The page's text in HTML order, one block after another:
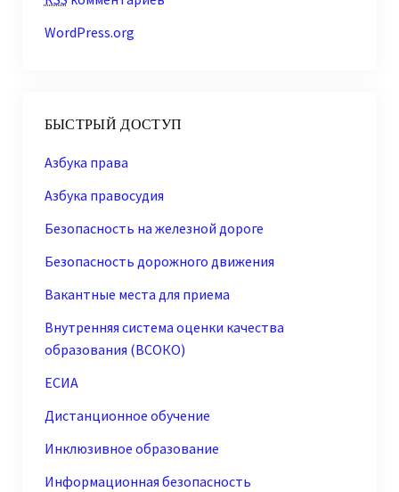
WordPress.org
БЫСТРЫЙ ДОСТУП
Азбука права
Азбука правосудия
Безопасность на железной дороге
Безопасность дорожного движения
Вакантные места для приема
Внутренняя система оценки качества
образования (ВСОКО)
ЕСИА
Дистанционное обучение
Инклюзивное образование
Информационная безопасность